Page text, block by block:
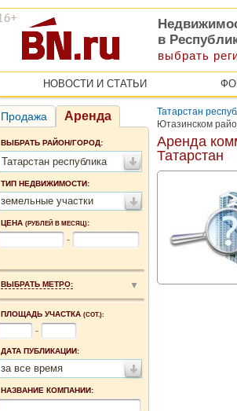
в
выбрать
НОВОСТИ И СТАТЬИ
Продажа Аренда
ВЫБРАТЬ РАЙОН/ГОРОД:
Татарстан республика
ТИП НЕДВИЖИМОСТИ:
земельные участки
ЦЕНА (РУБЛЕЙ В МЕСЯЦ):
-
ВЫБРАТЬ МЕТРО:
ПЛОЩАДЬ УЧАСТКА (СОТ.):
-
ДАТА ПУБЛИКАЦИИ:
за все время
НАЗВАНИЕ КОМПАНИИ:
Татарстан
Ютазинском
Аренда
Татарстан